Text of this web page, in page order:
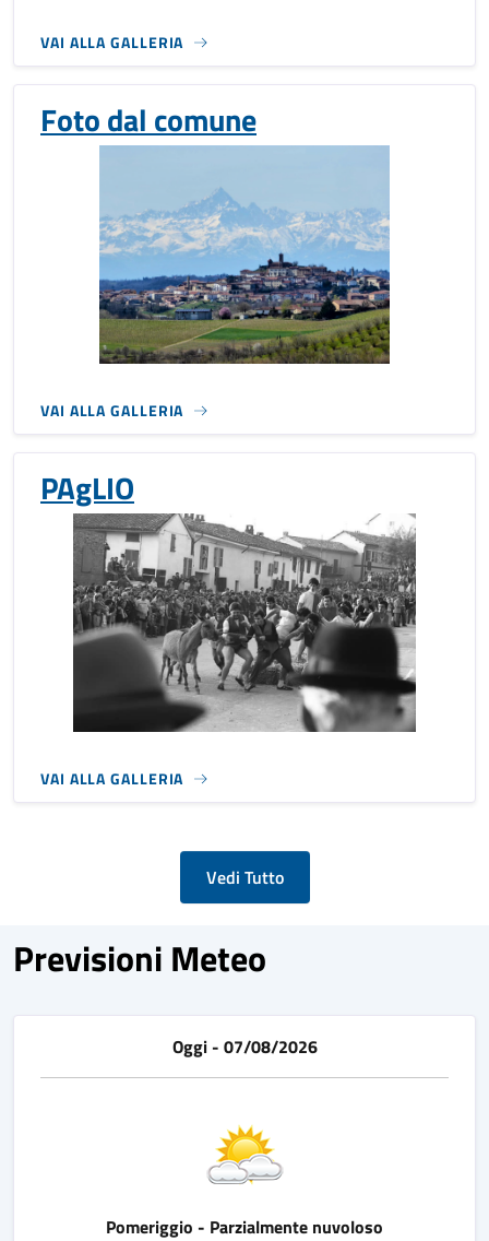
VAI ALLA GALLERIA
Foto dal comune
VAI ALLA GALLERIA
PAgLIO
VAI ALLA GALLERIA
Vedi Tutto
Previsioni Meteo
Oggi - 07/08/2026
Pomeriggio - Parzialmente nuvoloso